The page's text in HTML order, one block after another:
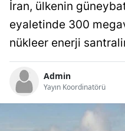
İran, ülkenin
eyaletinde 300
nükleer enerji
Admin
Yayın Koordinatörü